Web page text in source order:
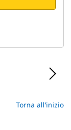
Torna all'inizio